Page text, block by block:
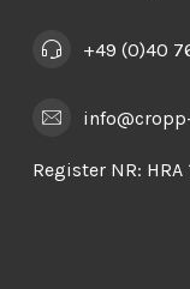
+49 (0)40
Register NR: HRA